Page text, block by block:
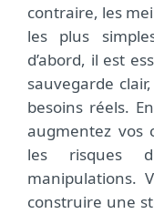
contraire, les
les plus
d’abord, il est
sauvegarde
besoins réels.
augmentez vos
les risques
manipulations.
construire une